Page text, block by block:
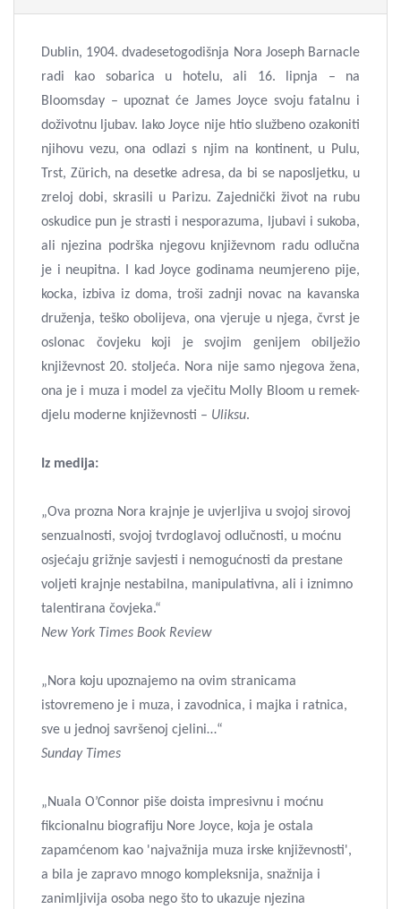
Dublin, 1904. dvadesetogodišnja Nora Joseph Barnacle
radi kao sobarica u hotelu, ali 16. lipnja – na
Bloomsday – upoznat će James Joyce svoju fatalnu i
doživotnu ljubav. Iako Joyce nije htio službeno ozakoniti
njihovu vezu, ona odlazi s njim na kontinent, u Pulu,
Trst, Zürich, na desetke adresa, da bi se naposljetku, u
zreloj dobi, skrasili u Parizu. Zajednički život na rubu
oskudice pun je strasti i nesporazuma, ljubavi i sukoba,
ali njezina podrška njegovu književnom radu odlučna
je i neupitna. I kad Joyce godinama neumjereno pije,
kocka, izbiva iz doma, troši zadnji novac na kavanska
druženja, teško obolijeva, ona vjeruje u njega, čvrst je
oslonac čovjeku koji je svojim genijem obilježio
književnost 20. stoljeća. Nora nije samo njegova žena,
ona je i muza i model za vječitu Molly Bloom u remek-
djelu moderne književnosti – Uliksu.
Iz medija:
„Ova prozna Nora krajnje je uvjerljiva u svojoj sirovoj
senzualnosti, svojoj tvrdoglavoj odlučnosti, u moćnu
osjećaju grižnje savjesti i nemogućnosti da prestane
voljeti krajnje nestabilna, manipulativna, ali i iznimno
talentirana čovjeka.“
New York Times Book Review
„Nora koju upoznajemo na ovim stranicama
istovremeno je i muza, i zavodnica, i majka i ratnica,
sve u jednoj savršenoj cjelini…“
Sunday Times
„Nuala O’Connor piše doista impresivnu i moćnu
fikcionalnu biografiju Nore Joyce, koja je ostala
zapamćenom kao 'najvažnija muza irske književnosti',
a bila je zapravo mnogo kompleksnija, snažnija i
zanimljivija osoba nego što to ukazuje njezina